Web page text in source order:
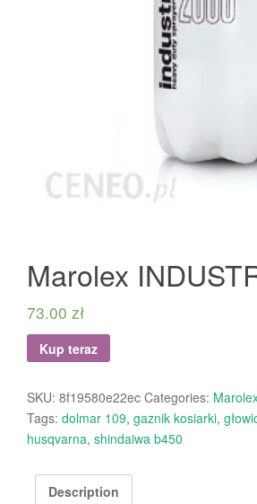
Marolex
73.00 zł
Kup teraz
SKU: 8f19580e22ec Categories:
Tags: dolmar 109, gaznik kosiarki,
husqvarna, shindaiwa b450
Description